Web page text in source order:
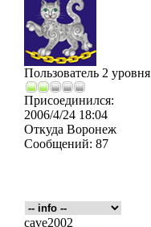
Пользователь 2 уровня
Присоединился:
2006/4/24 18:04
Откуда Воронеж
Сообщений: 87
cave2002